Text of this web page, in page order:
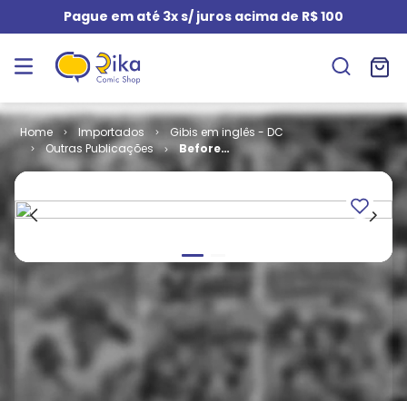
Pague em até 3x s/ juros acima de R$ 100
Importados
Gibis em inglês - DC
Outras Publicações
Before
Watchmen -
Corsair (TPB)